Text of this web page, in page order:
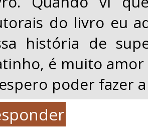
do livro eu
história de
é muito
poder fazer